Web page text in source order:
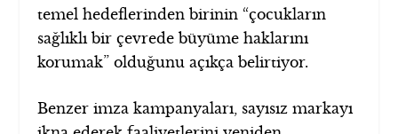
temel hedeflerinden birinin “çocukların
sağlıklı bir çevrede büyüme haklarını
korumak” olduğunu açıkça belirtiyor.
Benzer imza kampanyaları, sayısız markayı